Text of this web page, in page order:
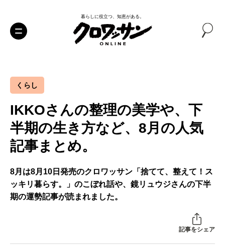
暮らしに役立つ、知恵がある。
くらし
IKKOさんの整理の美学や、下
半期の生き方など、8月の人気
記事まとめ。
8月は8月10日発売のクロワッサン「捨てて、整えて！ス
ッキリ暮らす。」のこぼれ話や、鏡リュウジさんの下半
期の運勢記事が読まれました。
記事をシェア